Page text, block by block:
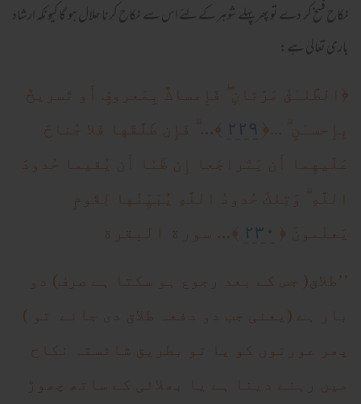
نکاح فسخ کر دے تو پھر پہلے شوہر کے لئے اس سے نکاح کرنا حلال ہو گا کیونکہ ارشاد
باری تعالیٰ ہے:
﴿ الطَّلـٰقُ مَرَّ‌تانِ
فَإِمساكٌ بِمَعر‌وفٍ أَو تَسر‌يحٌ
بِإِحسـٰنٍ
...﴿ ٢٢٩ ﴾...
فَإِن طَلَّقَها فَلا جُناحَ
عَلَيهِما أَن يَتَر‌اجَعا إِن ظَنّا أَن يُقيما حُدودَ
اللَّهِ
وَتِلكَ حُدودُ اللَّهِ يُبَيِّنُها لِقَومٍ
يَعلَمونَ ﴿ ٢٣٠ ﴾... سورة البقرة
’’طلاق( جس کے بعد رجوع ہو سکتا ہے صرف) دو
بار ہے (یعنی جب دو دفعہ طلاق دی جائے تو )
پھر عورتوں کو یا تو بطریق شائستہ نکاح
میں رہنے دینا ہے یا بھلائی کے ساتھ چھوڑ